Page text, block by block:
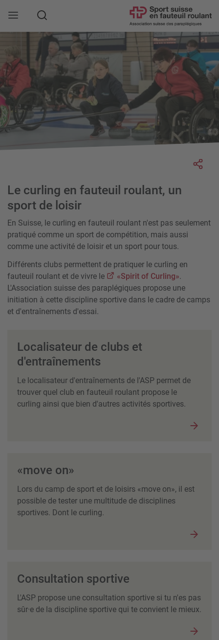
Rechercher
Le curling en fauteuil roulant, un
sport de loisir
En Suisse, le curling en fauteuil roulant n'est pas seulement
pratiqué comme un sport de compétition, mais aussi
comme une activité de loisir et un sport pour tous.
Différents clubs permettent de pratiquer le curling en
fauteuil roulant et de vivre le
«Spirit of Curling».
L'Association suisse des paraplégiques propose une
initiation à cette discipline sportive dans le cadre de camps
et d'entraînements d'essai.
Localisateur de clubs et
d'entraînements
Le localisateur d'entraînements de l'ASP permet de
trouver quel club en fauteuil roulant propose le
curling ainsi que bien d'autres activités sportives.
«move on»
Lors du camp de sport et de loisirs «move on», il est
possible de tester une multitude de disciplines
sportives. Dont le curling.
Consultation sportive
L'ASP propose une consultation sportive si tu n'es pas
sûr·e de la discipline sportive qui te convient le mieux.